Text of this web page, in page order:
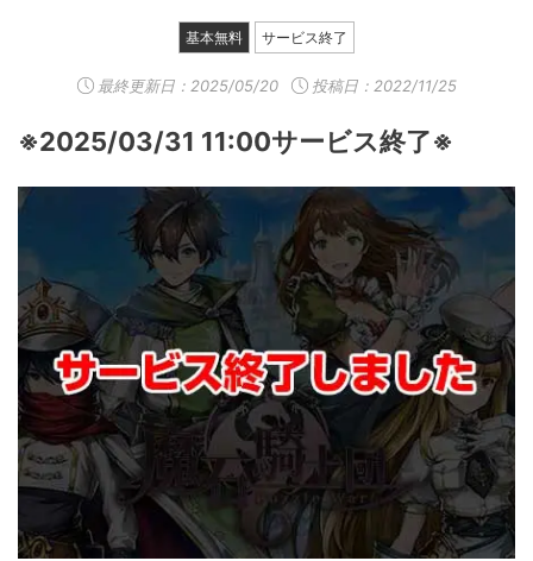
基本無料 サービス終了
最終更新日： 2025/05/20 投稿日：2022/11/25
※2025/03/31 11:00サービス終了※